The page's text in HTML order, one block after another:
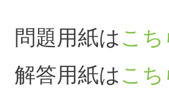
問題用紙はこち
解答用紙はこち